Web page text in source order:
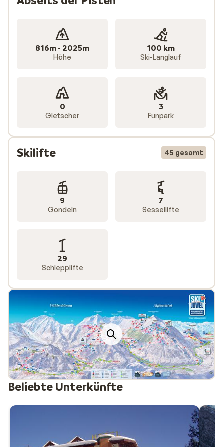
816m - 2025m
Höhe
100 km
Ski-Langlauf
0
Gletscher
3
Funpark
Skilifte 45 gesamt
9
Gondeln
7
Sessellifte
29
Schlepplifte
Beliebte Unterkünfte